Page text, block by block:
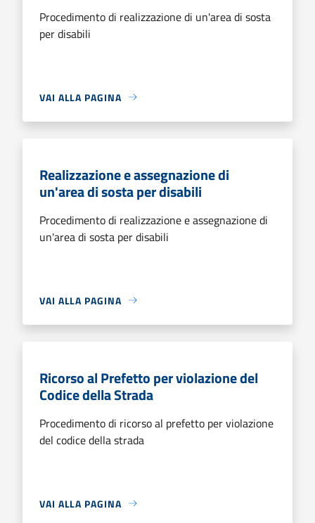
Procedimento di realizzazione di un'area di sosta
per disabili
VAI ALLA PAGINA
Realizzazione e assegnazione di
un'area di sosta per disabili
Procedimento di realizzazione e assegnazione di
un'area di sosta per disabili
VAI ALLA PAGINA
Ricorso al Prefetto per violazione del
Codice della Strada
Procedimento di ricorso al prefetto per violazione
del codice della strada
VAI ALLA PAGINA